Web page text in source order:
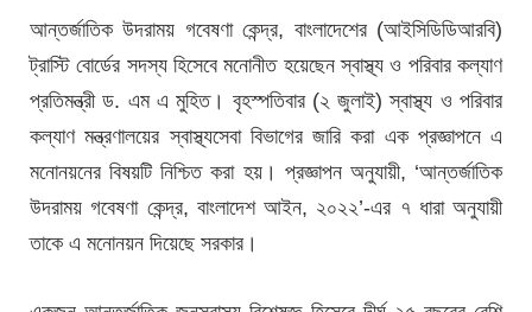
আন্তর্জাতিক উদরাময় গবেষণা কেন্দ্র, বাংলাদেশের (আইসিডিডিআরবি)
ট্রাস্টি বোর্ডের সদস্য হিসেবে মনোনীত হয়েছেন স্বাস্থ্য ও পরিবার কল্যাণ
প্রতিমন্ত্রী ড. এম এ মুহিত। বৃহস্পতিবার (২ জুলাই) স্বাস্থ্য ও পরিবার
কল্যাণ মন্ত্রণালয়ের স্বাস্থ্যসেবা বিভাগের জারি করা এক প্রজ্ঞাপনে এ
মনোনয়নের বিষয়টি নিশ্চিত করা হয়। প্রজ্ঞাপন অনুযায়ী, ‘আন্তর্জাতিক
উদরাময় গবেষণা কেন্দ্র, বাংলাদেশ আইন, ২০২২’-এর ৭ ধারা অনুযায়ী
তাকে এ মনোনয়ন দিয়েছে সরকার।